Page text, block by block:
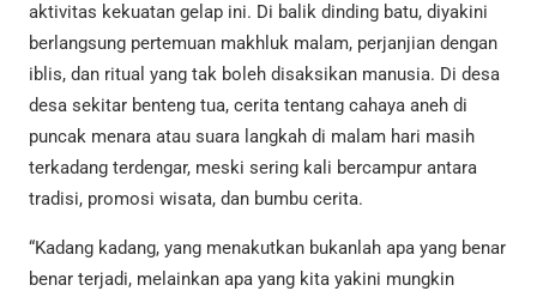
aktivitas kekuatan gelap ini. Di balik dinding batu, diyakini
berlangsung pertemuan makhluk malam, perjanjian dengan
iblis, dan ritual yang tak boleh disaksikan manusia. Di desa
desa sekitar benteng tua, cerita tentang cahaya aneh di
puncak menara atau suara langkah di malam hari masih
terkadang terdengar, meski sering kali bercampur antara
tradisi, promosi wisata, dan bumbu cerita.
“Kadang kadang, yang menakutkan bukanlah apa yang benar
benar terjadi, melainkan apa yang kita yakini mungkin